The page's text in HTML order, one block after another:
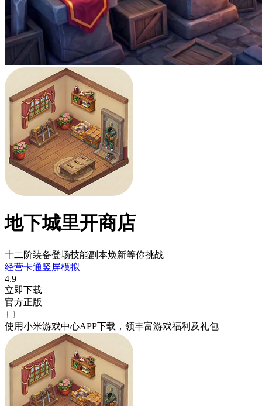
地下城里开商店
十二阶装备登场技能副本焕新等你挑战
经营卡通竖屏模拟
4.9
立即下载
官方正版
使用小米游戏中心APP下载 ，领丰富游戏福利 及礼包